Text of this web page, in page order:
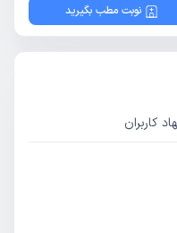
نوبت مطب بگیرید
کاربران